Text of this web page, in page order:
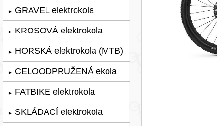
► GRAVEL elektrokola
► KROSOVÁ elektrokola
► HORSKÁ elektrokola (MTB)
► CELOODPRUŽENÁ ekola
► FATBIKE elektrokola
► SKLÁDACÍ elektrokola